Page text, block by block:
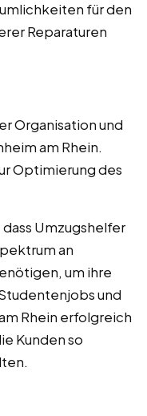
für den
Reparaturen
Organisation und
am Rhein.
Optimierung des
Umzugshelfer
an
um ihre
und
Rhein erfolgreich
Kunden so